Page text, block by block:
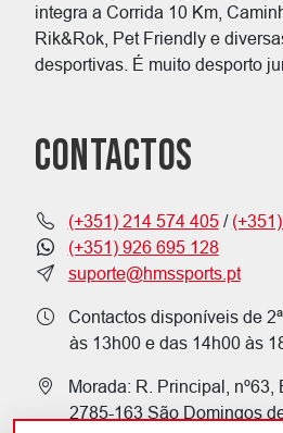
integra a Corrida 10 Km,
Rik&Rok, Pet Friendly e
desportivas. É muito desporto
CONTACTOS
(+351) 214 574 405/
(+351) 926 695 128
suporte@hmssports.pt
Contactos disponíveis de
às 13h00 e das 14h00 às
Morada: R. Principal, nº63,
2785-163 São Domingos